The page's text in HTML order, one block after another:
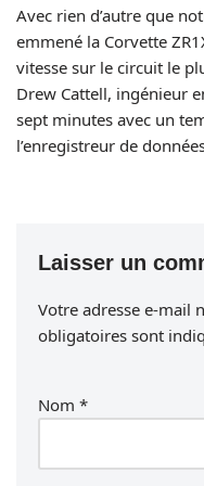
Avec rien d’autre que
emmené la Corvette
vitesse sur le circuit le
Drew Cattell, ingénieur
sept minutes avec un
l’enregistreur de
Laisser un
Votre adresse e-mail
obligatoires sont
Nom *